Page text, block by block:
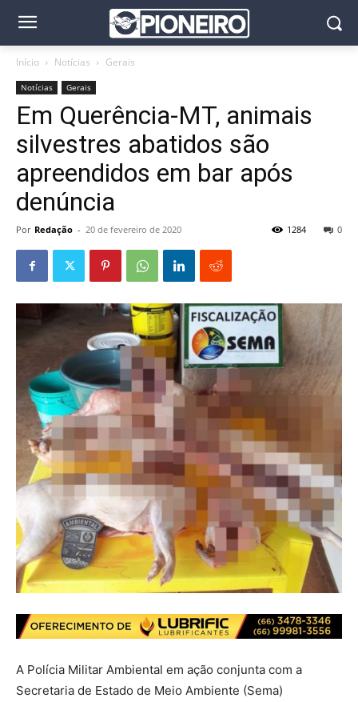
Início Notícias Gerais
Notícias Gerais
Em Querência-MT, animais
silvestres abatidos são
apreendidos em bar após
denúncia
Por Redação - 20 de fevereiro de 2020 0
1284
A Polícia Militar Ambiental em ação conjunta com a
Secretaria de Estado de Meio Ambiente (Sema)